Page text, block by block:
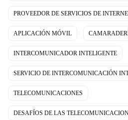
PROVEEDOR DE SERVICIOS DE
APLICACIÓN MÓVIL
INTERCOMUNICADOR INTELIGENTE
SERVICIO DE INTERCOMUNICACIÓN
TELECOMUNICACIONES
DESAFÍOS DE LAS